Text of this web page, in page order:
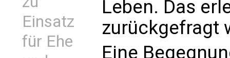
Einsatz
für Ehe
Leben. Das
zurückgefragt
Eine